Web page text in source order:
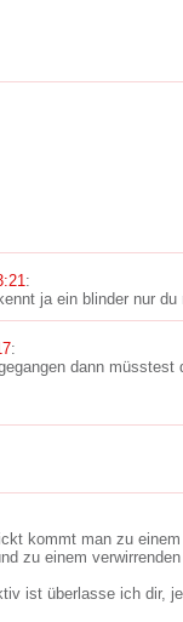
:
ja ein blinder nur du
:
dann
kommt man zu
zu einem
ist überlasse ich dir,